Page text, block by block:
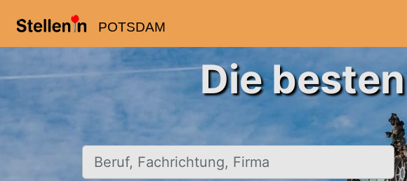
POTSDAM
Die
Beruf, Fachrichtung, Firma